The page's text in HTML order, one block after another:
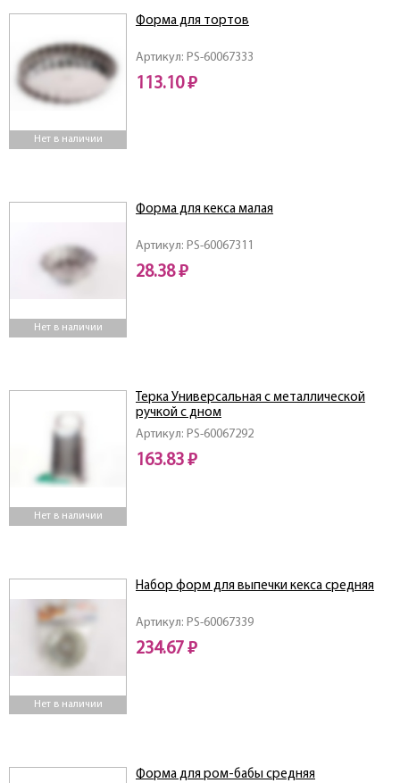
Нет в наличии
Артикул: PS-60067333
Форма для тортов
113.10 ₽
Нет в наличии
Артикул: PS-60067311
Форма для кекса малая
28.38 ₽
Нет в наличии
Артикул: PS-60067292
Терка Универсальная с металлической
ручкой с дном
163.83 ₽
Нет в наличии
Артикул: PS-60067339
Набор форм для выпечки кекса средняя
234.67 ₽
Форма для ром-бабы средняя